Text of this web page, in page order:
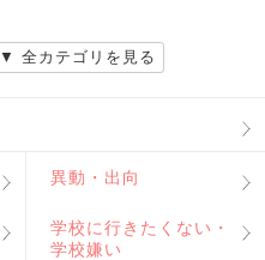
▼ 全カテゴリを見る
異動・出向
学校に行きたくない・
学校嫌い